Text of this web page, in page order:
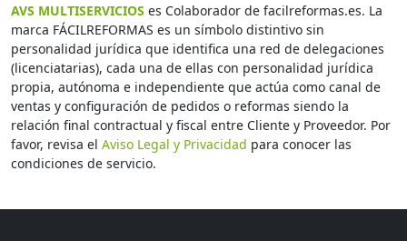
AVS MULTISERVICIOS es Colaborador de facilreformas.es. La
marca FÁCILREFORMAS es un símbolo distintivo sin
personalidad jurídica que identifica una red de delegaciones
(licenciatarias), cada una de ellas con personalidad jurídica
propia, autónoma e independiente que actúa como canal de
ventas y configuración de pedidos o reformas siendo la
relación final contractual y fiscal entre Cliente y Proveedor. Por
favor, revisa el Aviso Legal y Privacidad para conocer las
condiciones de servicio.